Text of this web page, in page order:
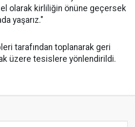
olarak kirliliğin önüne geçersek
yaşarız."
tarafından toplanarak geri
üzere tesislere yönlendirildi.